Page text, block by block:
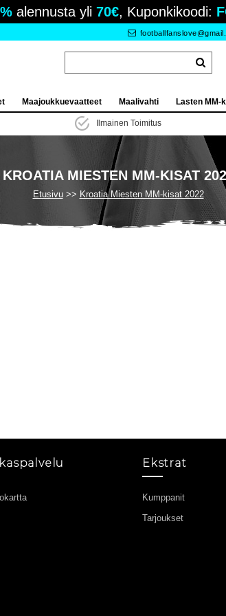
alennusta yli 70€, Kuponkikoodi:
Maajoukkuevaatteet Maalivahti Lasten MM-
Ilmainen Toimitus
KROATIA MIESTEN MM-KISAT
Etusivu Kroatia Miesten MM-kisat 2022
Ekstrat
Kumppanit
Tarjoukset